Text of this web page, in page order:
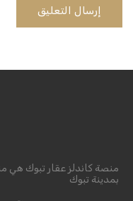
منصة كاندلز عقار تبوك هي
بمدينة تبوك